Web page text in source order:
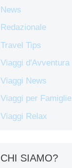
News
Redazionale
Travel Tips
Viaggi d'Avventura
Viaggi News
Viaggi per Famiglie
Viaggi Relax
CHI SIAMO?